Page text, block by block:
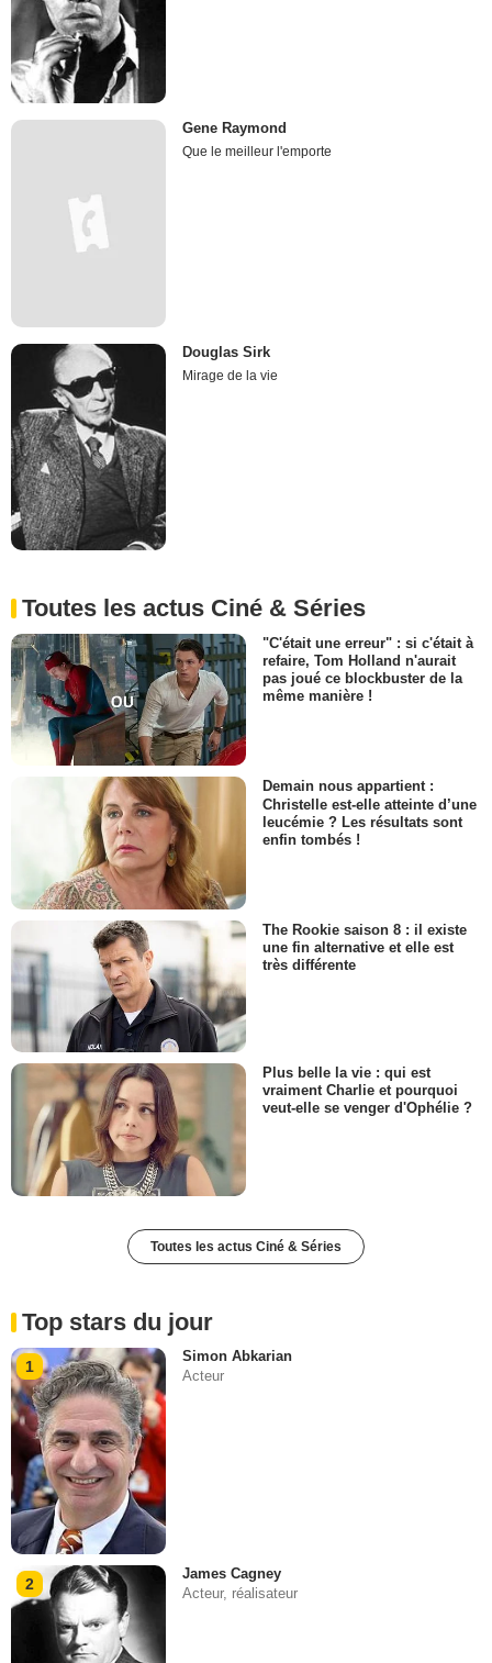
Gene Raymond
Que le meilleur l'emporte
Douglas Sirk
Mirage de la vie
Toutes les actus Ciné & Séries
"C'était une erreur" : si c'était à
refaire, Tom Holland n'aurait
pas joué ce blockbuster de la
même manière !
Demain nous appartient :
Christelle est-elle atteinte d’une
leucémie ? Les résultats sont
enfin tombés !
The Rookie saison 8 : il existe
une fin alternative et elle est
très différente
Plus belle la vie : qui est
vraiment Charlie et pourquoi
veut-elle se venger d'Ophélie ?
Toutes les actus Ciné & Séries
Top stars du jour
1
Simon Abkarian
Acteur
2
James Cagney
Acteur, réalisateur